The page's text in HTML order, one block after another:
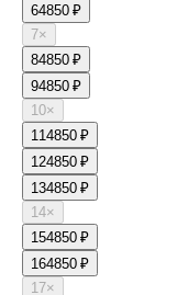
64850 ₽
7×
84850 ₽
94850 ₽
10×
114850 ₽
124850 ₽
134850 ₽
14×
154850 ₽
164850 ₽
17×